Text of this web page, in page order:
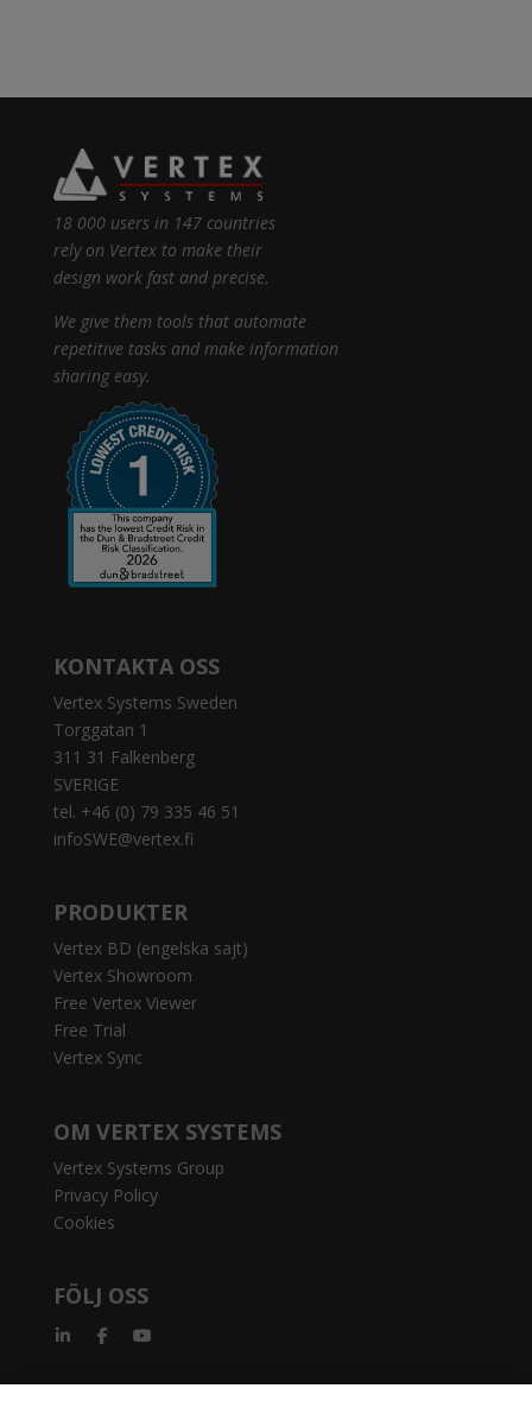
18 000 users in 147 countries
rely on Vertex to make their
design work fast and precise.
We give them tools that automate
repetitive tasks and make information
sharing easy.
KONTAKTA OSS
Vertex Systems Sweden
Torggatan 1
311 31 Falkenberg
SVERIGE
tel. +46 (0) 79 335 46 51
infoSWE@vertex.fi
PRODUKTER
Vertex BD (engelska sajt)
Vertex Showroom
Free Vertex Viewer
Free Trial
Vertex Sync
OM VERTEX SYSTEMS
Vertex Systems Group
Privacy Policy
Cookies
FÖLJ OSS